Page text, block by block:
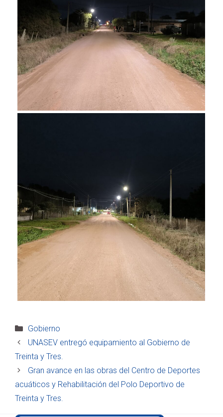
Categorías
Gobierno
UNASEV entregó equipamiento al Gobierno de
Treinta y Tres.
Gran avance en las obras del Centro de Deportes
acuáticos y Rehabilitación del Polo Deportivo de
Treinta y Tres.